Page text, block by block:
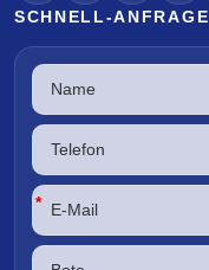
SCHNELL-ANFRAGE
*